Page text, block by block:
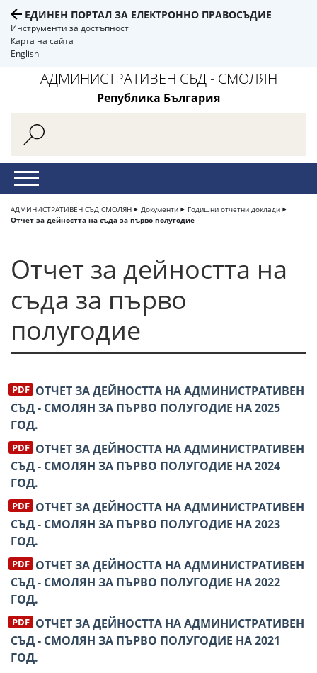
ЕДИНЕН ПОРТАЛ ЗА ЕЛЕКТРОННО ПРАВОСЪДИЕ
Инструменти за достъпност
Карта на сайта
English
АДМИНИСТРАТИВЕН СЪД - СМОЛЯН
Република България
АДМИНИСТРАТИВЕН СЪД СМОЛЯН Документи
Годишни отчетни доклади
Отчет за дейността на съда за първо полугодие
Отчет за дейността на
съда за първо
полугодие
ОТЧЕТ ЗА ДЕЙНОСТТА НА АДМИНИСТРАТИВЕН
СЪД - СМОЛЯН ЗА ПЪРВО ПОЛУГОДИЕ НА 2025
ГОД.
ОТЧЕТ ЗА ДЕЙНОСТТА НА АДМИНИСТРАТИВЕН
СЪД - СМОЛЯН ЗА ПЪРВО ПОЛУГОДИЕ НА 2024
ГОД.
ОТЧЕТ ЗА ДЕЙНОСТТА НА АДМИНИСТРАТИВЕН
СЪД - СМОЛЯН ЗА ПЪРВО ПОЛУГОДИЕ НА 2023
ГОД.
ОТЧЕТ ЗА ДЕЙНОСТТА НА АДМИНИСТРАТИВЕН
СЪД - СМОЛЯН ЗА ПЪРВО ПОЛУГОДИЕ НА 2022
ГОД.
ОТЧЕТ ЗА ДЕЙНОСТТА НА АДМИНИСТРАТИВЕН
СЪД - СМОЛЯН ЗА ПЪРВО ПОЛУГОДИЕ НА 2021
ГОД.